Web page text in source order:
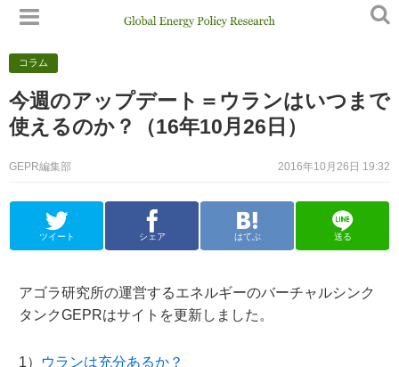
コラム
今週のアップデート＝ウランはいつまで
使えるのか？（16年10月26日）
2016年10月26日 19:32
GEPR編集部
ツイート シェア はてぶ 送る
アゴラ研究所の運営するエネルギーのバーチャルシンク
タンクGEPRはサイトを更新しました。
1） ウランは充分あるか？